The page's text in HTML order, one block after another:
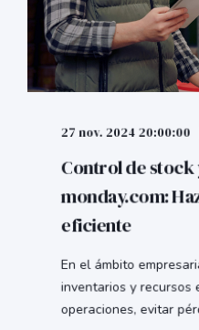
27 nov. 2024 20:00:00
Control de
monday.com:
eficiente
En el ámbito
inventarios y recursos
operaciones, evitar